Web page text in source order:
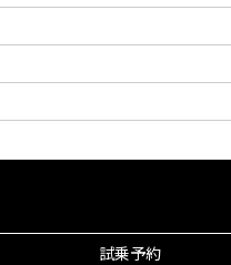
試乗予約